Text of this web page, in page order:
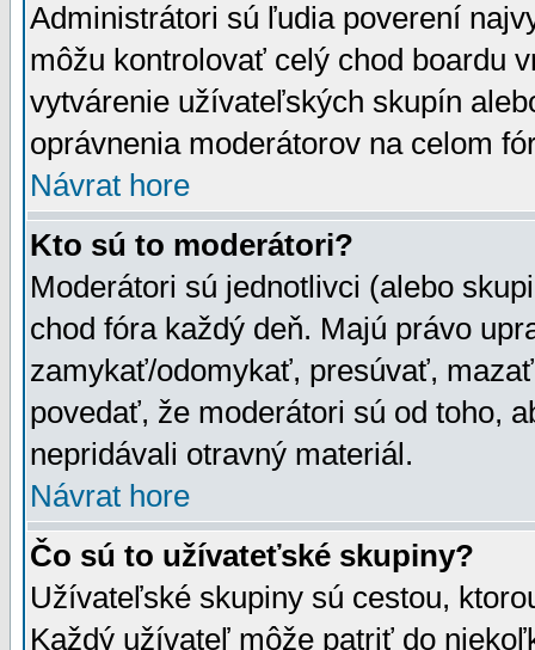
Administrátori sú ľudia poverení
môžu kontrolovať celý chod boardu
vytvárenie užívateľských skupín
oprávnenia moderátorov na celom
Návrat hore
Kto sú to moderátori?
Moderátori sú jednotlivci (alebo
chod fóra každý deň. Majú právo
zamykať/odomykať, presúvať,
povedať, že moderátori sú od toho,
nepridávali otravný materiál.
Návrat hore
Čo sú to užívateťské skupiny?
Užívateľské skupiny sú cestou,
Každý užívateľ môže patriť do